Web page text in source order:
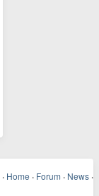
· Home · Forum · News ·